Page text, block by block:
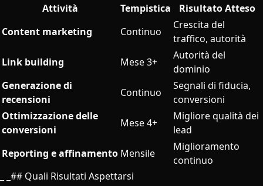
Attività Tempistica
Risultato Atteso
Content marketing
Continuo
Crescita del
traffico, autorità
Link building
Mese 3+
Autorità del
dominio
Generazione di
recensioni
Continuo
Segnali di fiducia,
conversioni
Ottimizzazione delle
conversioni
Mese 4+
Migliore qualità dei
lead
Reporting e affinamento Mensile
Miglioramento
continuo
_ _## Quali Risultati Aspettarsi